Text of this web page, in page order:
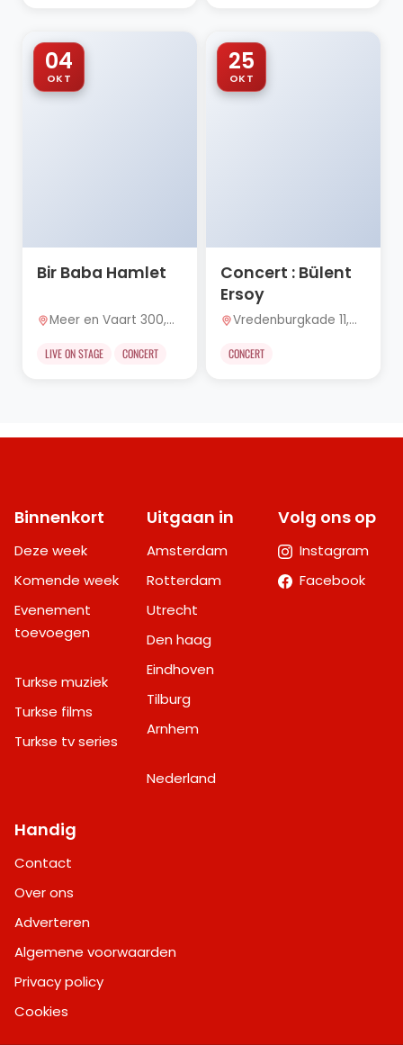
04
OKT
Bir Baba Hamlet
Meer en Vaart 300,
LIVE ON STAGE CONCERT
25
OKT
Concert : Bülent
Ersoy
Vredenburgkade 11,
CONCERT
Binnenkort
Deze week
Komende week
Evenement
toevoegen
Turkse muziek
Turkse films
Turkse tv series
Uitgaan in
Amsterdam
Rotterdam
Utrecht
Den haag
Eindhoven
Tilburg
Arnhem
Nederland
Volg ons op
Instagram
Facebook
Handig
Contact
Over ons
Adverteren
Algemene voorwaarden
Privacy policy
Cookies